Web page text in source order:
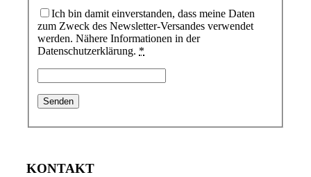
Ich bin damit einverstanden, dass meine Daten
zum Zweck des Newsletter-Versandes verwendet
werden. Nähere Informationen in der
Datenschutzerklärung. *
KONTAKT